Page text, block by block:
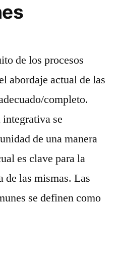
de los procesos
abordaje actual de las
completo.
se
de una manera
es clave para la
las mismas. Las
se definen como